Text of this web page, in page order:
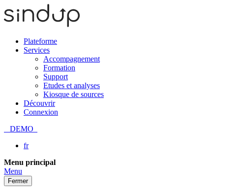
Plateforme
Services
Accompagnement
Formation
Support
Etudes et analyses
Kiosque de sources
Découvrir
Connexion
DEMO
fr
Passer
au
contenu
Menu principal
Menu
Fermer